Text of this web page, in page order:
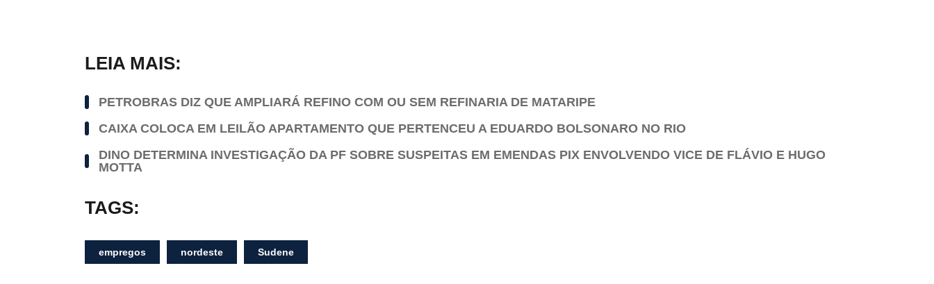
LEIA MAIS:
PETROBRAS DIZ QUE AMPLIARÁ REFINO COM OU SEM REFINARIA DE MATARIPE
CAIXA COLOCA EM LEILÃO APARTAMENTO QUE PERTENCEU A EDUARDO BOLSONARO NO RIO
DINO DETERMINA INVESTIGAÇÃO DA PF SOBRE SUSPEITAS EM EMENDAS PIX ENVOLVENDO VICE DE FLÁVIO E HUGO
MOTTA
TAGS:
empregos nordeste Sudene